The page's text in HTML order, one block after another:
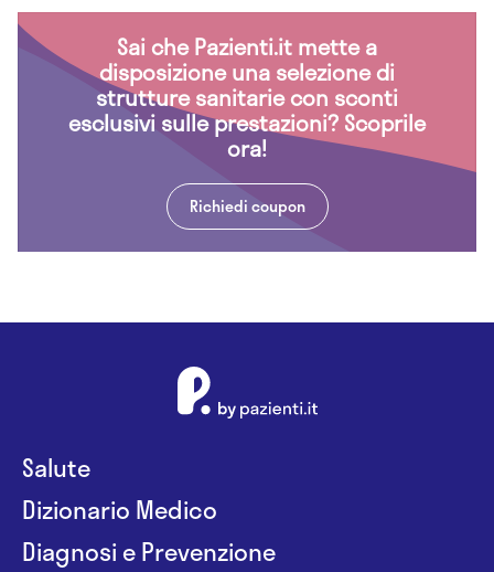
Sai che Pazienti.it mette a
disposizione una selezione di
strutture sanitarie con sconti
esclusivi sulle prestazioni? Scoprile
ora!
Richiedi coupon
Salute
Dizionario Medico
Diagnosi e Prevenzione